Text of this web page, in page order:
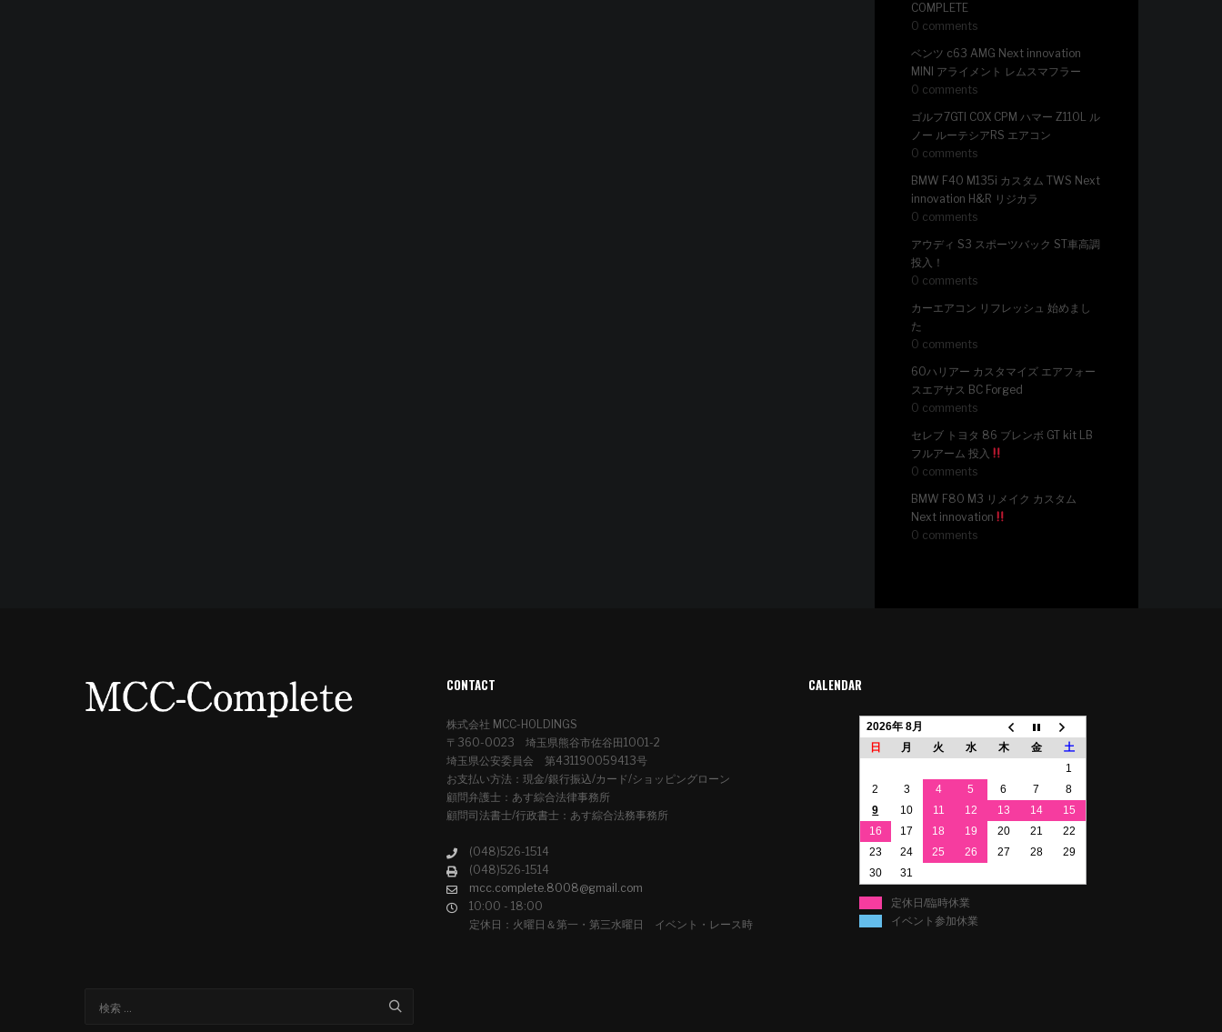
COMPLETE
0 comments
ベンツ c63 AMG Next innovation
MINI アライメント レムスマフラー
0 comments
ゴルフ7GTI COX CPM ハマー Z110L ル
ノー ルーテシアRS エアコン
0 comments
BMW F40 M135i カスタム TWS Next
innovation H&R リジカラ
0 comments
アウディ S3 スポーツバック ST車高調
投入！
0 comments
カーエアコン リフレッシュ 始めまし
た
0 comments
60ハリアー カスタマイズ エアフォー
スエアサス BC Forged
0 comments
セレブ トヨタ 86 ブレンボ GT kit LB
フルアーム 投入
0 comments
BMW F80 M3 リメイク カスタム
Next innovation
0 comments
CONTACT
株式会社 MCC-HOLDINGS
〒360-0023 埼玉県熊谷市佐谷田1001-2
埼玉県公安委員会 第431190059413号
お支払い方法：現金/銀行振込/カード/ショッピングローン
顧問弁護士：あす綜合法律事務所
顧問司法書士/行政書士：あす綜合法務事務所
(048)526-1514
(048)526-1514
mcc.complete.8008@gmail.com
10:00 - 18:00
定休日：火曜日＆第一・第三水曜日 イベント・レース時
CALENDAR
2026年 8月
日
月 火 水 木 金
土
1
2
3 4 5 6 7
8
9
10 11 12 13 14
15
16
17 18 19 20 21
22
23
24 25 26 27 28
29
30
31
定休日/臨時休業
イベント参加休業